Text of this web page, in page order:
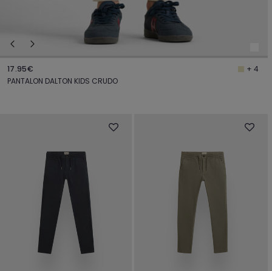
17.95€
+ 4
PANTALON DALTON KIDS CRUDO